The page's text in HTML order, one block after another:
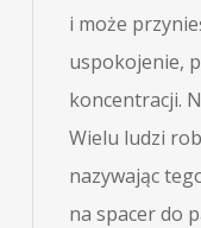
i może
uspokojenie,
koncentracji.
Wielu ludzi
nazywając
na spacer do